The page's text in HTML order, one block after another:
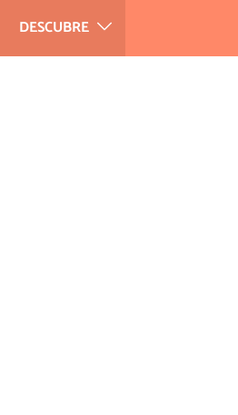
DESCUBRE